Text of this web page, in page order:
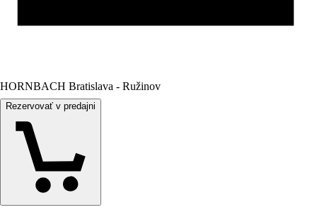
HORNBACH Bratislava - Ružinov
Rezervovať v predajni